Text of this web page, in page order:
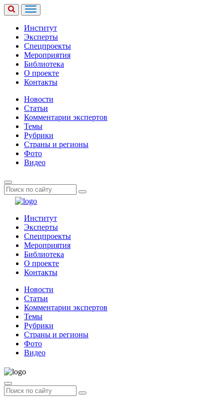
Институт
Эксперты
Спецпроекты
Мероприятия
Библиотека
О проекте
Контакты
Новости
Статьи
Комментарии экспертов
Темы
Рубрики
Страны и регионы
Фото
Видео
Институт
Эксперты
Спецпроекты
Мероприятия
Библиотека
О проекте
Контакты
Новости
Статьи
Комментарии экспертов
Темы
Рубрики
Страны и регионы
Фото
Видео